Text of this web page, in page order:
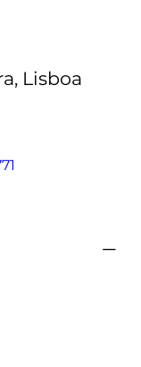
Lisboa